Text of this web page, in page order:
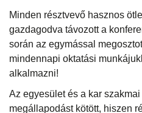
Minden résztvevő hasznos
gazdagodva távozott a
során az egymással
mindennapi oktatási
alkalmazni!
Az egyesület és a kar
megállapodást kötött, hiszen